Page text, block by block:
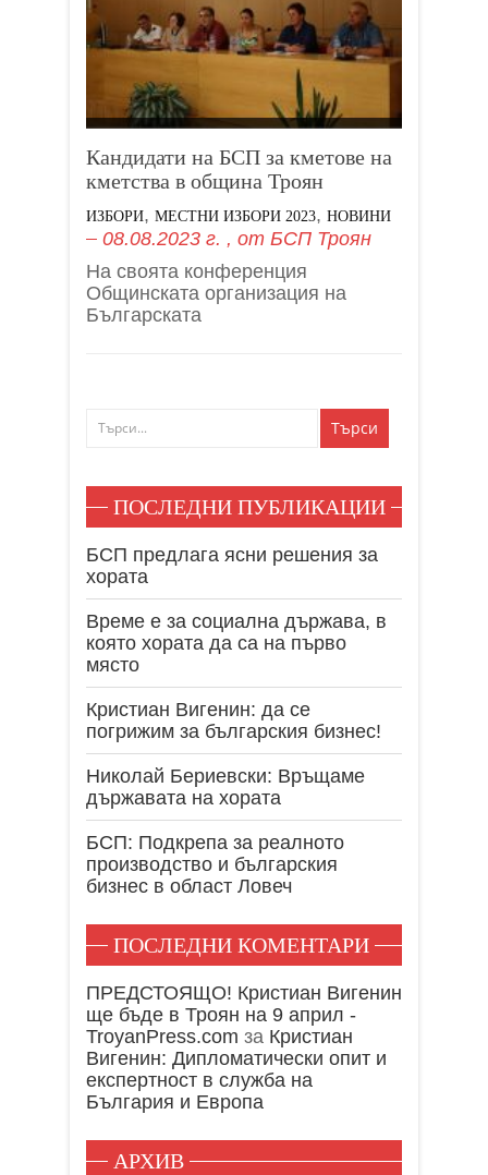
Кандидати на БСП за кметове на
кметства в община Троян
ИЗБОРИ, МЕСТНИ ИЗБОРИ 2023, НОВИНИ
08.08.2023 г. , от БСП Троян
На своята конференция
Общинската организация на
Българската
ПОСЛЕДНИ ПУБЛИКАЦИИ
БСП предлага ясни решения за
хората
Време е за социална държава, в
която хората да са на първо
място
Кристиан Вигенин: да се
погрижим за българския бизнес!
Николай Бериевски: Връщаме
държавата на хората
БСП: Подкрепа за реалното
производство и българския
бизнес в област Ловеч
ПОСЛЕДНИ КОМЕНТАРИ
ПРЕДСТОЯЩО! Кристиан Вигенин
ще бъде в Троян на 9 април -
TroyanPress.com за Кристиан
Вигенин: Дипломатически опит и
експертност в служба на
България и Европа
АРХИВ